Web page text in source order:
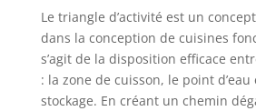
Le triangle d’activité est un
dans la conception de cuisines
s’agit de la disposition efficace
: la zone de cuisson, le point d’eau
stockage. En créant un chemin